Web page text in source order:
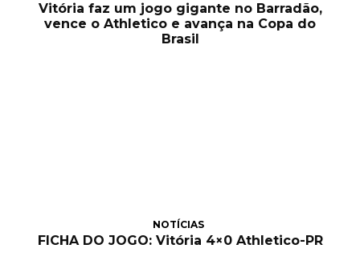
Vitória faz um jogo gigante no Barradão,
vence o Athletico e avança na Copa do
Brasil
NOTÍCIAS
FICHA DO JOGO: Vitória 4×0 Athletico-PR